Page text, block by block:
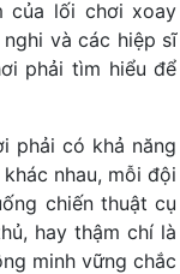
của lối chơi xoay
và các hiệp sĩ
phải tìm hiểu để
phải có khả năng
nhau, mỗi đội
chiến thuật cụ
hay thậm chí là
minh vững chắc